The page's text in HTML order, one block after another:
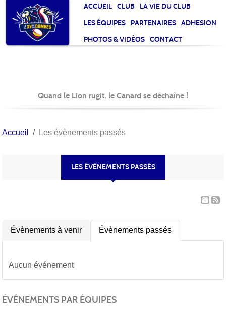
ACCUEIL CLUB
LA VIE DU CLUB
LES ÉQUIPES
PARTENAIRES
ADHESION
PHOTOS & VIDÉOS
CONTACT
Quand le Lion rugit, le Canard se déchaîne !
Accueil Les évènements passés
LES ÉVÈNEMENTS PASSÉS
Évènements à venir Évènements passés
Aucun événement
ÉVÉNEMENTS PAR ÉQUIPES
Panneau de gestion des cookies